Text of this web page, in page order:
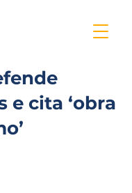
e cita ‘obra